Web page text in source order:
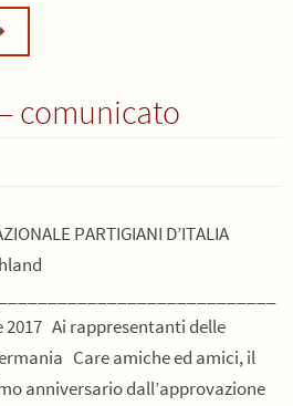
comunicato
PARTIGIANI D’ITALIA
2017 Ai rappresentanti delle
Care amiche ed amici, il
anniversario dall’approvazione